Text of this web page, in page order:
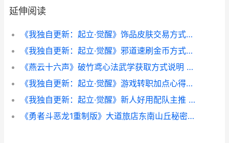
延伸阅读
《我独自更新：起立·觉醒》饰品皮肤交易方式说明 我独自升级更新完了吗
《我独自更新：起立·觉醒》邪道速刷金币方式说明 我独自升级 最新章节 无弹窗
《燕云十六声》破竹鸢心法武学获取方式说明 燕云十六声官服下载
《我独自更新：起立·觉醒》游戏转职加点心得同享 我独自升级停更了?
《我独自更新：起立·觉醒》新人好用配队主推 我独自升级最新更新
‌《勇者斗恶龙1重制版》大道旅店东南山丘秘密地点位置